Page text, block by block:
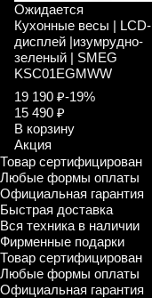
Ожидается
Кухонные весы | LCD-
дисплей |изумрудно-
зеленый | SMEG
KSC01EGMWW
19 190 ₽-19%
15 490 ₽
В корзину
Акция
Товар сертифицирован
Любые формы оплаты
Официальная гарантия
Быстрая доставка
Вся техника в наличии
Фирменные подарки
Товар сертифицирован
Любые формы оплаты
Официальная гарантия